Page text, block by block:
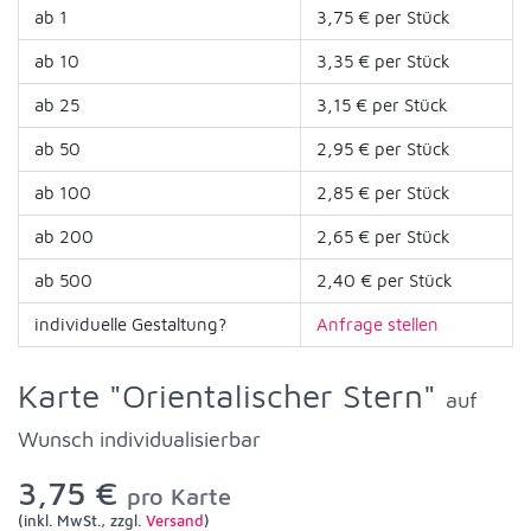
ab 1 3,75 € per Stück
ab 10 3,35 € per Stück
ab 25 3,15 € per Stück
ab 50 2,95 € per Stück
ab 100 2,85 € per Stück
ab 200 2,65 € per Stück
ab 500 2,40 € per Stück
individuelle Gestaltung? Anfrage stellen
Karte "Orientalischer Stern" auf
Wunsch individualisierbar
3,75 € pro Karte
(inkl. MwSt., zzgl. Versand)